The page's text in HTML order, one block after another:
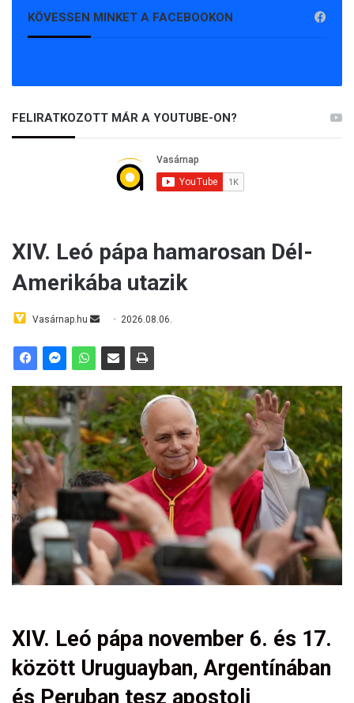
KÖVESSEN MINKET A FACEBOOKON
FELIRATKOZOTT MÁR A YOUTUBE-ON?